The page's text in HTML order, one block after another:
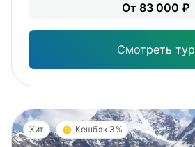
От 83 000 ₽
Смотреть тур
Хит Кешбэк 3%